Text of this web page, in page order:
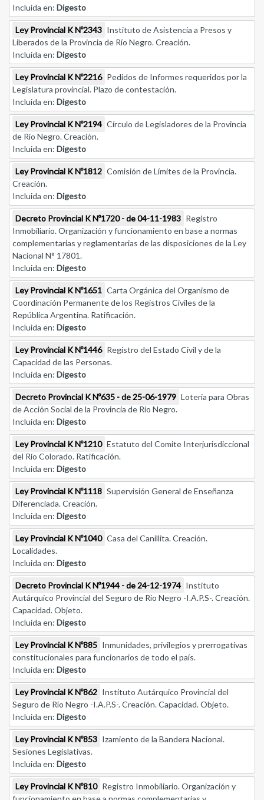
Incluida en: Digesto
Ley Provincial K Nº2343 Instituto de Asistencia a Presos y
Liberados de la Provincia de Río Negro. Creación.
Incluida en: Digesto
Ley Provincial K Nº2216 Pedidos de Informes requeridos por la
Legislatura provincial. Plazo de contestación.
Incluida en: Digesto
Ley Provincial K Nº2194 Círculo de Legisladores de la Provincia
de Río Negro. Creación.
Incluida en: Digesto
Ley Provincial K Nº1812 Comisión de Límites de la Provincia.
Creación.
Incluida en: Digesto
Decreto Provincial K Nº1720 - de 04-11-1983 Registro
Inmobiliario. Organización y funcionamiento en base a normas
complementarias y reglamentarias de las disposiciones de la Ley
Nacional N° 17801.
Incluida en: Digesto
Ley Provincial K Nº1651 Carta Orgánica del Organismo de
Coordinación Permanente de los Registros Civiles de la
República Argentina. Ratificación.
Incluida en: Digesto
Ley Provincial K Nº1446 Registro del Estado Civil y de la
Capacidad de las Personas.
Incluida en: Digesto
Decreto Provincial K Nº635 - de 25-06-1979 Loteria para Obras
de Acción Social de la Provincia de Río Negro.
Incluida en: Digesto
Ley Provincial K Nº1210 Estatuto del Comite Interjurisdiccional
del Río Colorado. Ratificación.
Incluida en: Digesto
Ley Provincial K Nº1118 Supervisión General de Enseñanza
Diferenciada. Creación.
Incluida en: Digesto
Ley Provincial K Nº1040 Casa del Canillita. Creación.
Localidades.
Incluida en: Digesto
Decreto Provincial K Nº1944 - de 24-12-1974 Instituto
Autárquico Provincial del Seguro de Río Negro -I.A.P.S-. Creación.
Capacidad. Objeto.
Incluida en: Digesto
Ley Provincial K Nº885 Inmunidades, privilegios y prerrogativas
constitucionales para funcionarios de todo el país.
Incluida en: Digesto
Ley Provincial K Nº862 Instituto Autárquico Provincial del
Seguro de Río Negro -I.A.P.S-. Creación. Capacidad. Objeto.
Incluida en: Digesto
Ley Provincial K Nº853 Izamiento de la Bandera Nacional.
Sesiones Legislativas.
Incluida en: Digesto
Ley Provincial K Nº810 Registro Inmobiliario. Organización y